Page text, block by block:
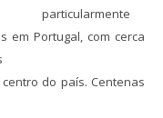
particularmente
em Portugal, com cerca
do país. Centenas